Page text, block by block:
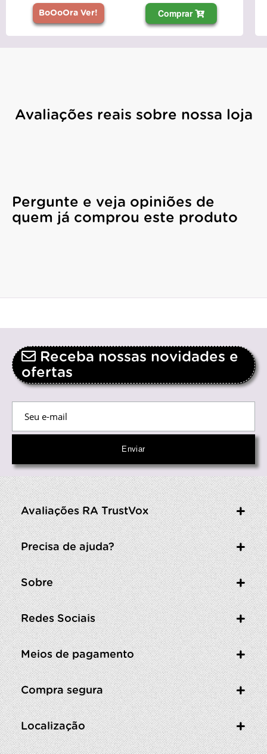
BoOoOra Ver! Comprar
Avaliações reais sobre nossa loja
Pergunte e veja opiniões de
quem já comprou este produto
Receba nossas novidades e
ofertas
Avaliações RA TrustVox
Precisa de ajuda?
Sobre
Redes Sociais
Meios de pagamento
Compra segura
Localização